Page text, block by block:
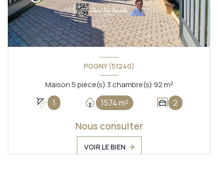
POGNY (51240)
Maison 5 pièce(s) 3 chambre(s) 92 m²
1 1574 m² 2
Nous consulter
VOIR LE BIEN